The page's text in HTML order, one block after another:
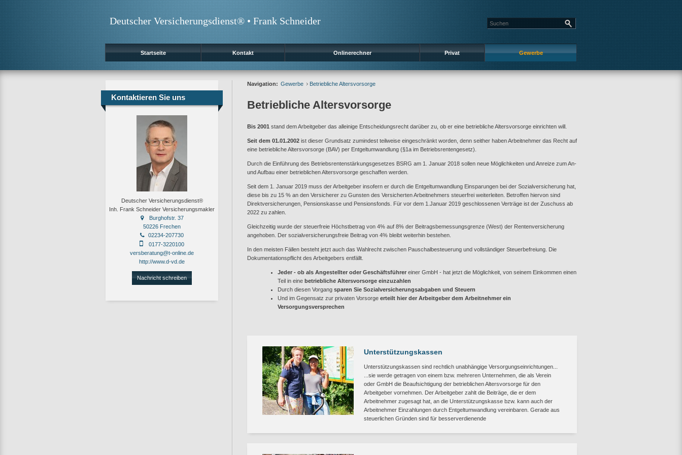
Deutscher Versicherungsdienst® • Frank Schneider
Startseite Kontakt Onlinerechner Privat Gewerbe
Kontaktieren Sie uns
Deutscher Versicherungsdienst®
Inh. Frank Schneider Versicherungsmakler
Burghofstr. 37
50226 Frechen
02234-207730
0177-3220100
versberatung@t-online.de
http://www.d-vd.de
Nachricht schreiben
Navigation: Gewerbe Betriebliche Altersvorsorge
Betriebliche Altersvorsorge
Bis 2001 stand dem Arbeitgeber das alleinige Entscheidungsrecht darüber zu, ob er eine betriebliche Altersvorsorge einrichten will.
Seit dem 01.01.2002 ist dieser Grundsatz zumindest teilweise eingeschränkt worden, denn seither haben Arbeitnehmer das Recht auf
eine betriebliche Altersvorsorge (BAV) per Entgeltumwandlung (§1a im Betriebsrentengesetz).
Durch die Einführung des Betriebsrentenstärkungsgesetzes BSRG am 1. Januar 2018 sollen neue Möglichkeiten und Anreize zum An-
und Aufbau einer betrieblichen Altersvorsorge geschaffen werden.
Seit dem 1. Januar 2019 muss der Arbeitgeber insofern er durch die Entgeltumwandlung Einsparungen bei der Sozialversicherung hat,
diese bis zu 15 % an den Versicherer zu Gunsten des Versicherten Arbeitnehmers steuerfrei weiterleiten. Betroffen hiervon sind
Direktversicherungen, Pensionskasse und Pensionsfonds. Für vor dem 1.Januar 2019 geschlossenen Verträge ist der Zuschuss ab
2022 zu zahlen.
Gleichzeitig wurde der steuerfreie Höchstbetrag von 4% auf 8% der Beitragsbemessungsgrenze (West) der Rentenversicherung
angehoben. Der sozialversicherungsfreie Beitrag von 4% bleibt weiterhin bestehen.
In den meisten Fällen besteht jetzt auch das Wahlrecht zwischen Pauschalbesteuerung und vollständiger Steuerbefreiung. Die
Dokumentationspflicht des Arbeitgebers entfällt.
Jeder - ob als Angestellter oder Geschäftsführer einer GmbH - hat jetzt die Möglichkeit, von seinem Einkommen einen
Teil in eine betriebliche Altersvorsorge einzuzahlen
Durch diesen Vorgang sparen Sie Sozialversicherungsabgaben und Steuern
Und im Gegensatz zur privaten Vorsorge erteilt hier der Arbeitgeber dem Arbeitnehmer ein
Versorgungsversprechen
Unterstützungskassen
Unterstützungskassen sind rechtlich unabhängige Versorgungseinrichtungen...
...sie werde getragen von einem bzw. mehreren Unternehmen, die als Verein
oder GmbH die Beaufsichtigung der betrieblichen Altersvorsorge für den
Arbeitgeber vornehmen. Der Arbeitgeber zahlt die Beiträge, die er dem
Arbeitnehmer zugesagt hat, an die Unterstützungskasse bzw. kann auch der
Arbeitnehmer Einzahlungen durch Entgeltumwandlung vereinbaren. Gerade aus
steuerlichen Gründen sind für besserverdienende